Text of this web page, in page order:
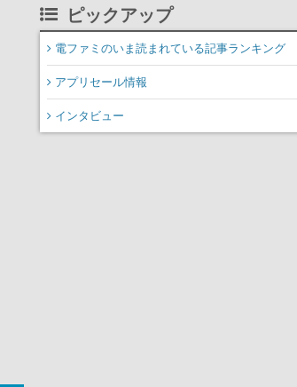
ピックアップ
電ファミのいま読まれている記事ランキング
アプリセール情報
インタビュー